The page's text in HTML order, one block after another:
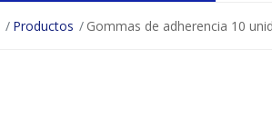
Productos Gommas de adherencia 10